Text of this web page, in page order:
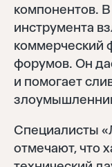
компонентов.
инструмента
коммерческий
форумов. Он
и помогает
Специалисты
отмечают, что